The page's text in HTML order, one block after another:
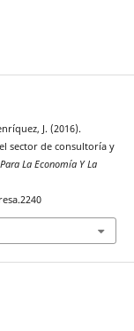
J. (2016).
sector de consultoría y
La Economía Y La